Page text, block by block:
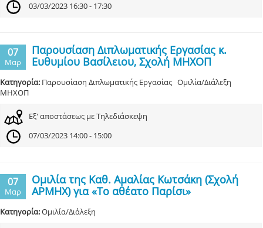
03/03/2023 16:30 - 17:30
07
Μαρ
Παρουσίαση Διπλωματικής Εργασίας κ.
Ευθυμίου Βασίλειου, Σχολή ΜΗΧΟΠ
Κατηγορία: Παρουσίαση Διπλωματικής Εργασίας Ομιλία/Διάλεξη
ΜΗΧΟΠ
Εξ' αποστάσεως με Τηλεδιάσκεψη
07/03/2023 14:00 - 15:00
07
Μαρ
Ομιλία της Καθ. Αμαλίας Κωτσάκη (Σχολή
ΑΡΜΗΧ) για «Το αθέατο Παρίσι»
Κατηγορία:Ομιλία/Διάλεξη